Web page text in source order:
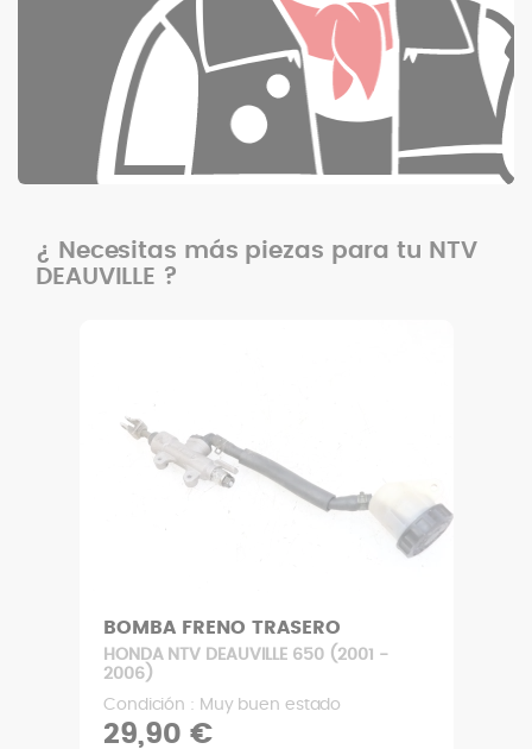
¿ Necesitas más piezas para tu NTV
DEAUVILLE ?
BOMBA FRENO TRASERO
HONDA NTV DEAUVILLE 650 (2001 -
2006)
Condición : Muy buen estado
29,90 €